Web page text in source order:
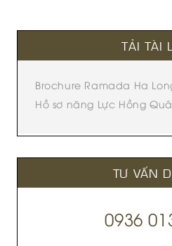
TẢI TÀI
Brochure Ramada Ha
Hồ sơ năng Lực Hồng
TƯ VẤN
0936